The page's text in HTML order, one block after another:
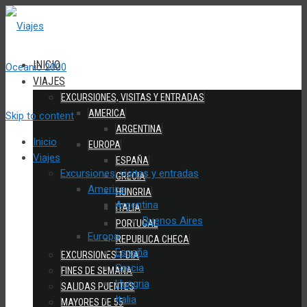
INICIO
VIAJES
EXCURSIONES, VISITAS Y ENTRADAS
AMERICA
ARGENTINA
EUROPA
ESPAÑA
GRECIA
HUNGRIA
ITALIA
PORTUGAL
REPUBLICA CHECA
EXCURSIONES 1 DIA
FINES DE SEMANA
SALIDAS PUENTES
MAYORES DE 55
Skip to content
Inicio
Viajes
Excursiones, visitas y entradas
America
Argentina
Buenos Aires
Europa
España
Grecia
Hungria
Italia